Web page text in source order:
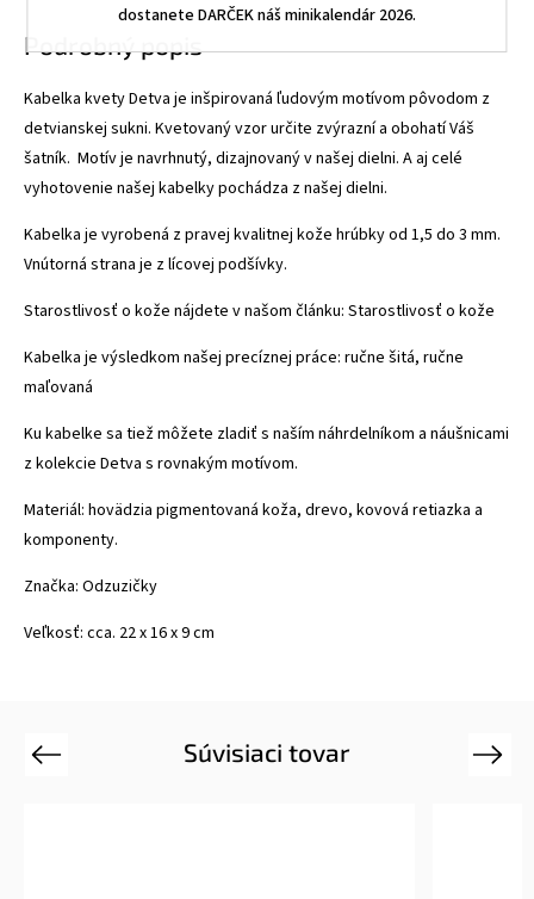
dostanete DARČEK náš minikalendár 2026.
Podrobný popis
Kabelka kvety Detva je inšpirovaná ľudovým motívom pôvodom z
detvianskej sukni. Kvetovaný vzor určite zvýrazní a obohatí Váš
šatník. Motív je navrhnutý, dizajnovaný v našej dielni. A aj celé
vyhotovenie našej kabelky pochádza z našej dielni.
Kabelka je vyrobená z pravej kvalitnej kože hrúbky od 1,5 do 3 mm.
Vnútorná strana je z lícovej podšívky.
Starostlivosť o kože nájdete v našom článku: Starostlivosť o kože
Kabelka je výsledkom našej precíznej práce: ručne šitá, ručne
maľovaná
Ku kabelke sa tiež môžete zladiť s naším náhrdelníkom a náušnicami
z kolekcie Detva s rovnakým motívom.
Materiál: hovädzia pigmentovaná koža, drevo, kovová retiazka a
komponenty.
Značka: Odzuzičky
Veľkosť: cca. 22 x 16 x 9 cm
Súvisiaci tovar
Previous Next